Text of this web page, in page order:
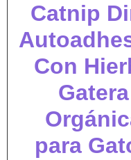
Catnip
Con
Gatera
para